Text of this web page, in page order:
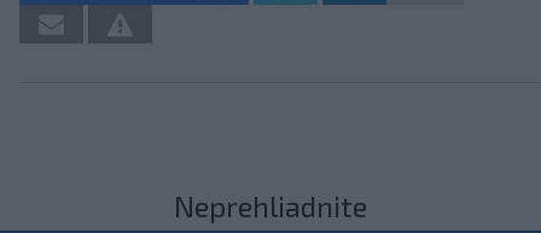
Neprehliadnite